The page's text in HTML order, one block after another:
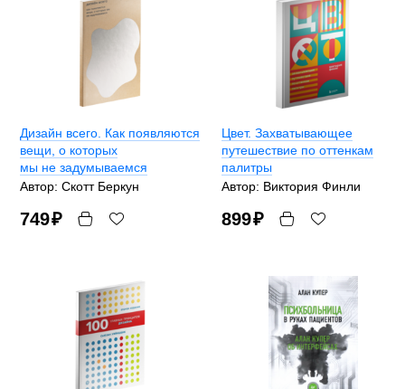
Дизайн всего. Как появляются
вещи, о которых
мы не задумываемся
Автор: Скотт Беркун
749₽
Цвет. Захватывающее
путешествие по оттенкам
палитры
Автор: Виктория Финли
899₽